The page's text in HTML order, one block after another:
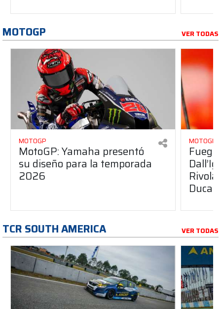
MOTOGP VER TODAS
MOTOGP
MotoGP: Yamaha presentó
su diseño para la temporada
2026
MOTOGP
Ducati
TCR SOUTH AMERICA VER TODAS